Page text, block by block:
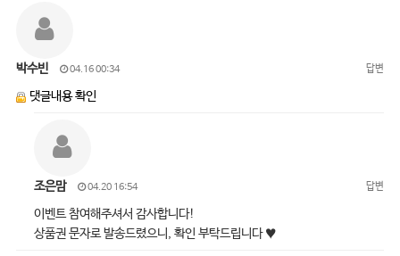
박수빈 04.16 00:34 답변
댓글내용 확인
조은맘 04.20 16:54 답변
이벤트 참여해주셔서 감사합니다!
상품권 문자로 발송드렸으니, 확인 부탁드립니다 ♥